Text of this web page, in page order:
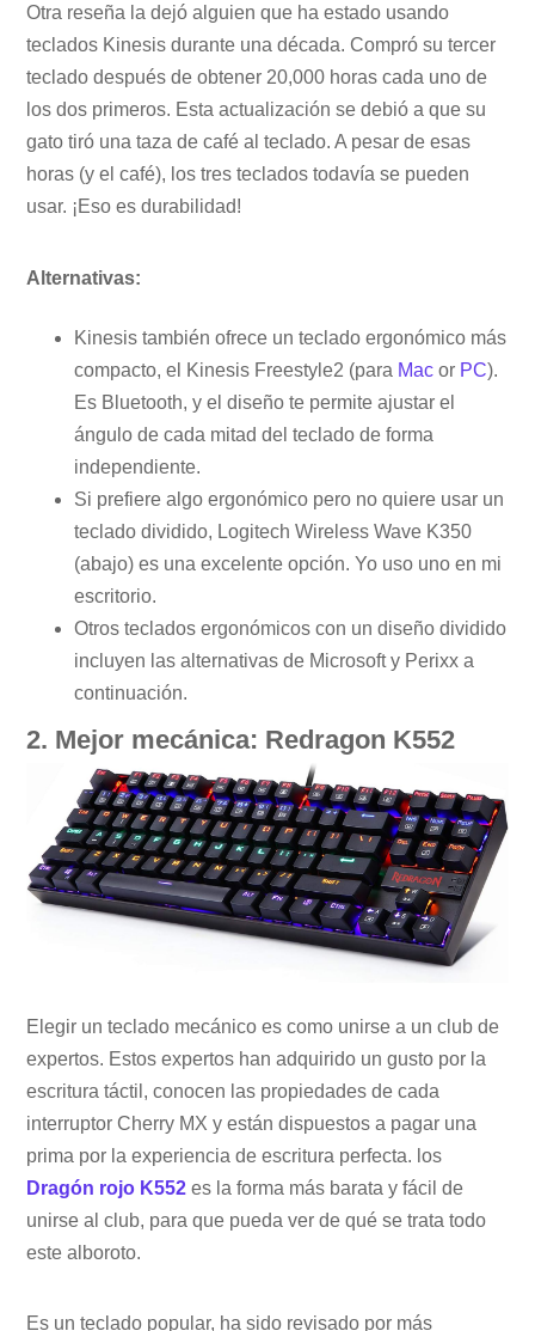
Otra reseña la dejó alguien que ha estado usando
teclados Kinesis durante una década. Compró su tercer
teclado después de obtener 20,000 horas cada uno de
los dos primeros. Esta actualización se debió a que su
gato tiró una taza de café al teclado. A pesar de esas
horas (y el café), los tres teclados todavía se pueden
usar. ¡Eso es durabilidad!
Alternativas:
Kinesis también ofrece un teclado ergonómico más
compacto, el Kinesis Freestyle2 (para Mac or PC).
Es Bluetooth, y el diseño te permite ajustar el
ángulo de cada mitad del teclado de forma
independiente.
Si prefiere algo ergonómico pero no quiere usar un
teclado dividido, Logitech Wireless Wave K350
(abajo) es una excelente opción. Yo uso uno en mi
escritorio.
Otros teclados ergonómicos con un diseño dividido
incluyen las alternativas de Microsoft y Perixx a
continuación.
2. Mejor mecánica: Redragon K552
Elegir un teclado mecánico es como unirse a un club de
expertos. Estos expertos han adquirido un gusto por la
escritura táctil, conocen las propiedades de cada
interruptor Cherry MX y están dispuestos a pagar una
prima por la experiencia de escritura perfecta. los
Dragón rojo K552 es la forma más barata y fácil de
unirse al club, para que pueda ver de qué se trata todo
este alboroto.
Es un teclado popular, ha sido revisado por más